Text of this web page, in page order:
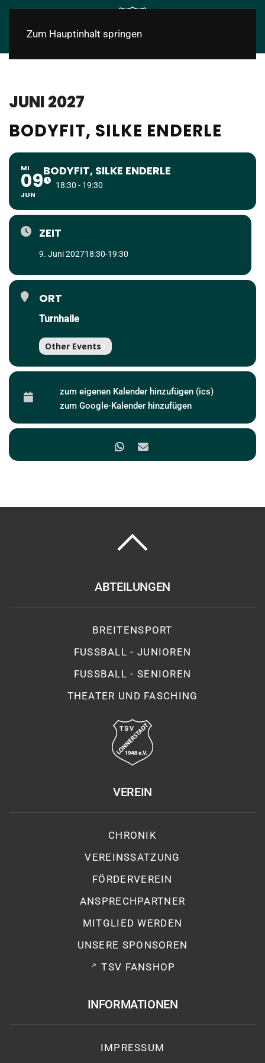
Zum Hauptinhalt springen
JUNI 2027
BODYFIT, SILKE ENDERLE
MI
09
JUN
BODYFIT, SILKE ENDERLE
18:30 - 19:30
ZEIT
9. Juni 202718:30-19:30
ORT
Turnhalle
Other Events
zum eigenen Kalender hinzufügen (ics)
zum Google-Kalender hinzufügen
ABTEILUNGEN
BREITENSPORT
FUSSBALL - JUNIOREN
FUSSBALL - SENIOREN
THEATER UND FASCHING
VEREIN
CHRONIK
VEREINSSATZUNG
FÖRDERVEREIN
ANSPRECHPARTNER
MITGLIED WERDEN
UNSERE SPONSOREN
TSV FANSHOP
INFORMATIONEN
IMPRESSUM